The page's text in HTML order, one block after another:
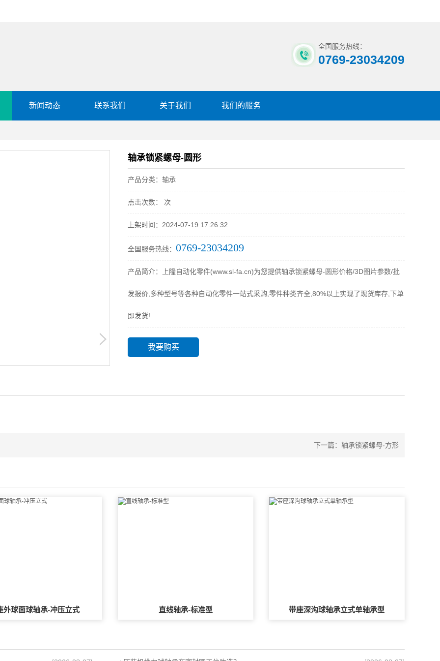
全国服务热线：
0769-23034209
新闻动态 联系我们 关于我们 我们的服务
轴承锁紧螺母-圆形
产品分类：轴承
点击次数： 次
上架时间：2024-07-19 17:26:32
全国服务热线： 0769-23034209
产品简介：上隆自动化零件(www.sl-fa.cn)为您提供轴承锁紧螺母-圆形价格/3D图片参数/批
发报价,多种型号等各种自动化零件一站式采购,零件种类齐全,80%以上实现了现货库存,下单
即发货!
我要购买
下一篇： 轴承锁紧螺母-方形
外球面球轴承-冲压立式 直线轴承-标准型 带座深沟球轴承立式单轴承型